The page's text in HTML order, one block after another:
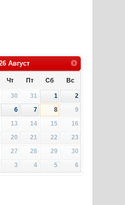
Август
Чт Пт Сб Вс
30 31 1
2
6 7 8
9
13 14 15
16
20 21 22
23
27 28 29
30
3 4 5 6